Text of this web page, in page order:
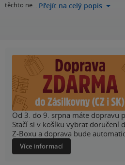
těchto ne… Přejít na celý popis
Od 3. do 9. srpna máte dopravu
Stačí si v košíku vybrat doručení
Z-Boxu a doprava bude
Více informací